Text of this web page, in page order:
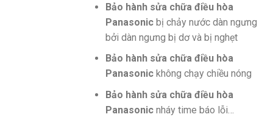
Bảo hành sửa chữa điều hòa
Panasonicbị chảy nước dàn ngưng
bởi dàn ngưng bị dơ và bị nghẹt
Bảo hành sửa chữa điều hòa
Panasonic không chạy chiều nóng
Bảo hành sửa chữa điều hòa
Panasonicnháy time báo lỗi…